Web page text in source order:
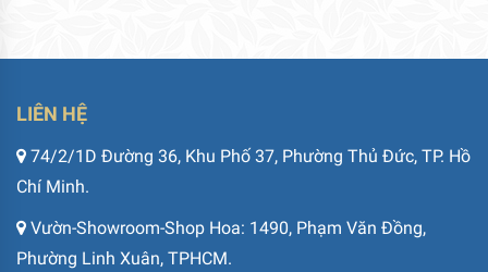
LIÊN HỆ
74/2/1D Đường 36, Khu Phố 37, Phường Thủ Đức, TP. Hồ
Chí Minh.
Vườn-Showroom-Shop Hoa: 1490, Phạm Văn Đồng,
Phường Linh Xuân, TPHCM.